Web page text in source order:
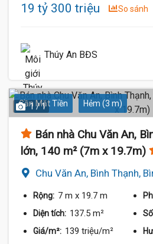
19 tỷ 300 triệu So sánh
Thúy An BĐS
Gần Mặt Tiền Hẻm (3 m)
1 / 1
Bán nhà Chu Văn An,
lớn, 140 m² (7m x 19.7m)
Chu Văn An, Bình Thạnh,
Rộng: 7 m x 19.7 m
Diện tích: 137.5 m²
Giá/m²: 139 triệu/m²